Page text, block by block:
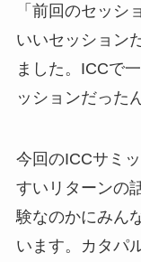
「前回のセッシ
いいセッション
ました。ICCで
ッションだった
今回のICCサミ
すいリターンの
験なのかにみん
います。カタパ